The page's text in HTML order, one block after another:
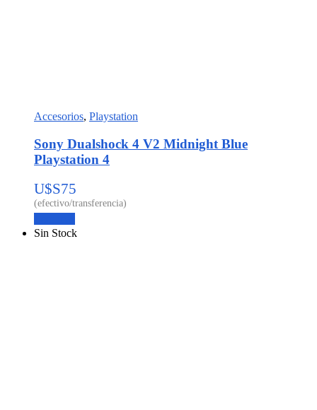
Accesorios, Playstation
Sony Dualshock 4 V2 Midnight Blue
Playstation 4
U$S75
Sin Stock